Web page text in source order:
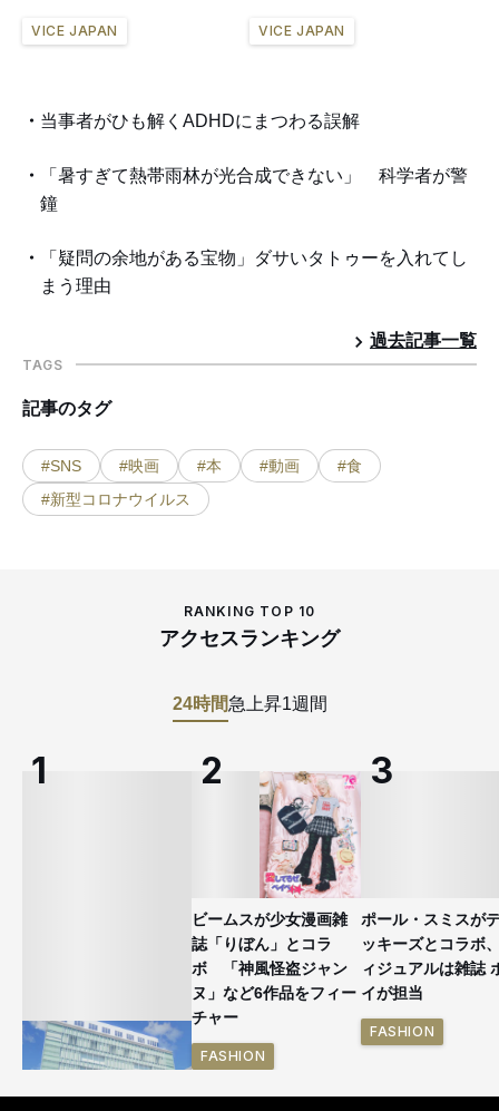
VICE JAPAN VICE JAPAN
当事者がひも解くADHDにまつわる誤解
「暑すぎて熱帯雨林が光合成できない」 科学者が警
鐘
「疑問の余地がある宝物」ダサいタトゥーを入れてし
まう理由
過去記事一覧
TAGS
記事のタグ
#SNS #映画 #本 #動画
#食
#新型コロナウイルス
RANKING TOP 10
アクセスランキング
24時間急上昇1週間
ビームスが少女漫画雑
誌「りぼん」とコラ
ボ 「神風怪盗ジャン
ヌ」など6作品をフィー
チャー
FASHION
ポール・スミスが
ッキーズとコラボ
ィジュアルは雑誌
イが担当
FASHION